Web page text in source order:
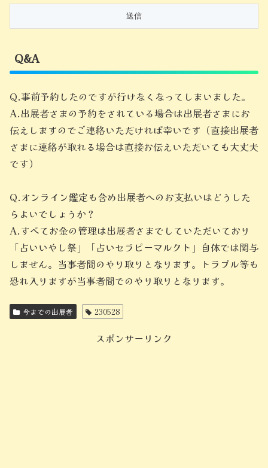
Q&A
Q.事前予約したのですが行けなくなってしまいました。
A.出展者さまの予約をされている場合は出展者さまにお
伝えしますのでご連絡いただければ幸いです（直接出展者
さまに連絡が取れる場合は直接お伝えいただいても大丈夫
です）
Q.オンライン鑑定も含め出展者へのお支払いはどうした
らよいでしょうか？
A.すべてお金の管理は出展者さまでしていただいており
「占いいやし祭」「占いセラピーマルクト」自体では関与
しません。当事者間のやり取りとなります。トラブル等も
恐れ入りますが当事者間でのやり取りとなります。
今までの出展者 230528
スポンサーリンク